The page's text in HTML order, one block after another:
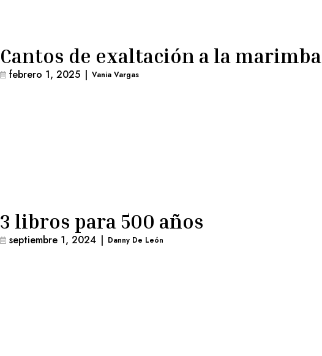
Cantos de exaltación a la marimba
febrero 1, 2025 | Vania Vargas
3 libros para 500 años
septiembre 1, 2024 | Danny De León